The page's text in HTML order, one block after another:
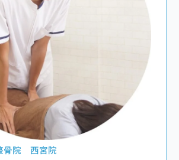
骨院 西宮院